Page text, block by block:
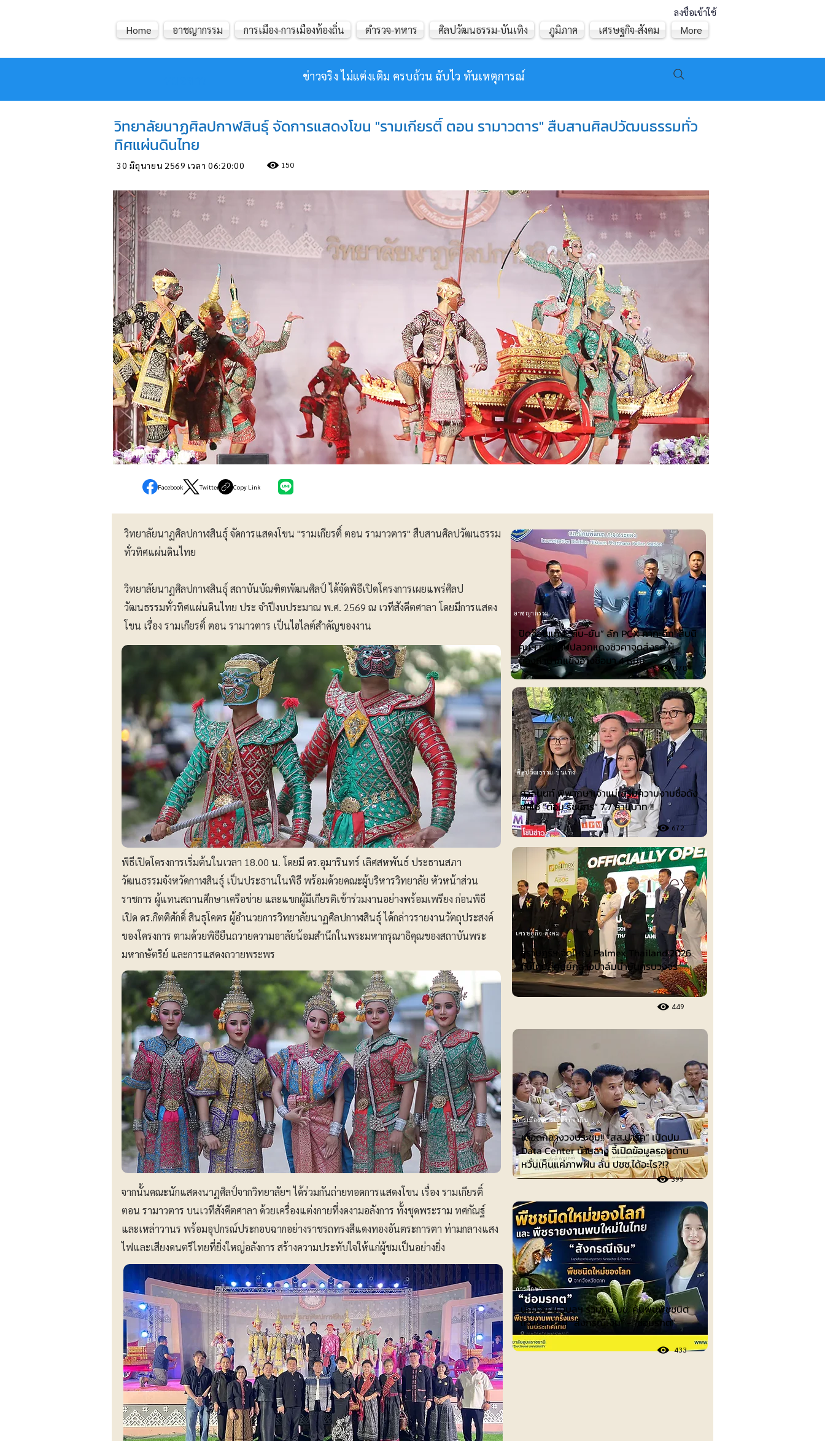
ลงชื่อเข้าใช้
ข่าวจริง ไม่แต่งเติม ครบถ้วน ฉับไว ทันเหตุการณ์
Home อาชญากรรม การเมือง-การเมืองท้องถิ่น ตำรวจ-ทหาร ศิลปวัฒนธรรม-บันเทิง ภูมิภาค เศรษฐกิจ-สังคม More
วิทยาลัยนาฏศิลปกาฬสินธุ์ จัดการแสดงโขน "รามเกียรติ์ ตอน รามาวตาร" สืบสานศิลปวัฒนธรรมทั่ว
ทิศแผ่นดินไทย
30 มิถุนายน 2569 เวลา 06:20:00 150
ศิลปวัฒธรรม-บันเทิง
Facebook Twitter Copy Link
วิทยาลัยนาฏศิลปกาฬสินธุ์ จัดการแสดงโขน "รามเกียรติ์ ตอน รามาวตาร" สืบสานศิลปวัฒนธรรม
ทั่วทิศแผ่นดินไทย
วิทยาลัยนาฏศิลปกาฬสินธุ์ สถาบันบัณฑิตพัฒนศิลป์ ได้จัดพิธีเปิดโครงการเผยแพร่ศิลป
วัฒนธรรมทั่วทิศแผ่นดินไทย ประ จำปีงบประมาณ พ.ศ. 2569 ณ เวทีสังคีตศาลา โดยมีการแสดง
โขน เรื่อง รามเกียรติ์ ตอน รามาวตาร เป็นไฮไลต์สำคัญของงาน
พิธีเปิดโครงการเริ่มต้นในเวลา 18.00 น. โดยมี ดร.อุมารินทร์ เลิศสหพันธ์ ประธานสภา
วัฒนธรรมจังหวัดกาฬสินธุ์ เป็นประธานในพิธี พร้อมด้วยคณะผู้บริหารวิทยาลัย หัวหน้าส่วน
ราชการ ผู้แทนสถานศึกษาเครือข่าย และแขกผู้มีเกียรติเข้าร่วมงานอย่างพร้อมเพรียง ก่อนพิธี
เปิด ดร.กิตติศักดิ์ สินธุโคตร ผู้อำนวยการวิทยาลัยนาฏศิลปกาฬสินธุ์ ได้กล่าวรายงานวัตถุประสงค์
ของโครงการ ตามด้วยพิธียืนถวายความอาลัยน้อมสำนึกในพระมหากรุณาธิคุณของสถาบันพระ
มหากษัตริย์ และการแสดงถวายพระพร
จากนั้นคณะนักแสดงนาฏศิลป์จากวิทยาลัยฯ ได้ร่วมกันถ่ายทอดการแสดงโขน เรื่อง รามเกียรติ์
ตอน รามาวตาร บนเวทีสังคีตศาลา ด้วยเครื่องแต่งกายที่งดงามอลังการ ทั้งชุดพระราม ทศกัณฐ์
และเหล่าวานร พร้อมอุปกรณ์ประกอบฉากอย่างราชรถทรงสีแดงทองอันตระการตา ท่ามกลางแสง
ไฟและเสียงดนตรีไทยที่ยิ่งใหญ่อลังการ สร้างความประทับใจให้แก่ผู้ชมเป็นอย่างยิ่ง
ปิดจ๊อบแก๊ง “ถีบ-ยัน” ลัก PCX คากะดึก! สืบนิ
คมฯ ผนึกสืบปลวกแดงซิวคาจุดส่งรถ ผู้
ต้องหาปากแข็งอ้างซื้อมา 4 หมื่น
378
อาชญากรรม
ศาลนนท์ พิพากษาเจ้าแม่เสริมความงามชื่อดัง
ชดใช้ ”ต้อม รัชนีกร“ 7.7 ล้านบาท !!
672
ศิลปวัฒธรรม-บันเทิง
สุราษฎร์ฯ จัดใหญ่ Palmex Thailand 2026
ดันไทยสู่ศูนย์กลางปาล์มน้ำมันครบวงจร
449
เศรษฐกิจ-สังคม
เดือดกลางวงประชุม!! “สส.ปาร์ค” เปิดปม
Data Center บ้านฉาง จี้เปิดข้อมูลรอบด้าน
หวั่นเห็นแค่ภาพฝัน ลั่น ปชช.ได้อะไร?!?
399
การเมือง-การเมืองท้องถิ่น
นักวิจัย ม.อุบลฯ ร่วมกับ มข. ค้นพบพืชชนิด
ใหม่ของโลก “สังกรณีเงิน” - “ช่อมรกต”
433
การศึกษา